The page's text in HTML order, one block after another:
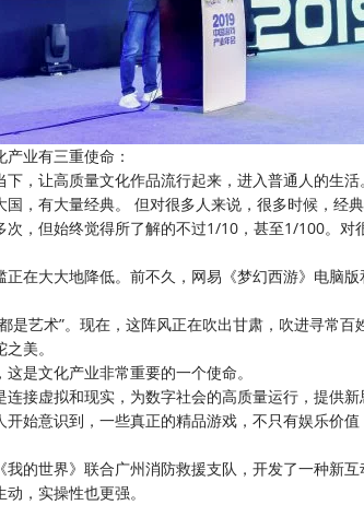
业有三重使命：
，让高质量文化作品流行起来，进入普通人的生活。
，有大量经典。 但对很多人来说，很多时候，经
，但始终觉得所了解的不过1/10，甚至1/100。
在大大地降低。前不久，网易《梦幻西游》电脑
是艺术”。现在，这阵风正在吹出甘肃，吹进寻常
美。
是文化产业非常重要的一个使命。
接虚拟和现实，为数字社会的高质量运行，提供新
始意识到，一些真正的精品游戏，不只有娱乐价
我的世界》联合广州消防救援支队，开发了一种新
，实操性也更强。